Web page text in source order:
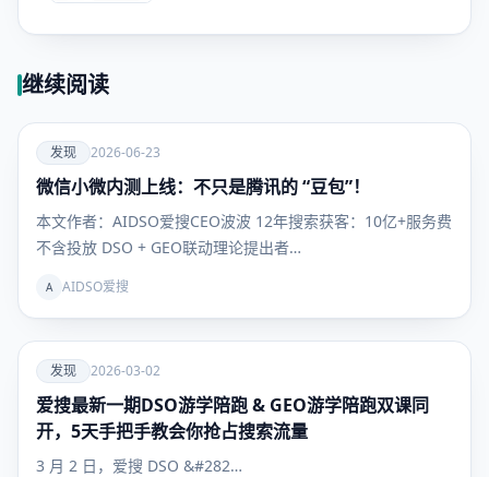
继续阅读
爱
发现
发现 2026-06-23
微信小微内测上线：不只是腾讯的 “豆包”！
本文作者：AIDSO爱搜CEO波波 12年搜索获客：10亿+服务费
不含投放 DSO + GEO联动理论提出者…
A AIDSO爱搜
爱
发现
发现 2026-03-02
爱搜最新一期DSO游学陪跑 & GEO游学陪跑双课同
开，5天手把手教会你抢占搜索流量
3 月 2 日，爱搜 DSO &#282…